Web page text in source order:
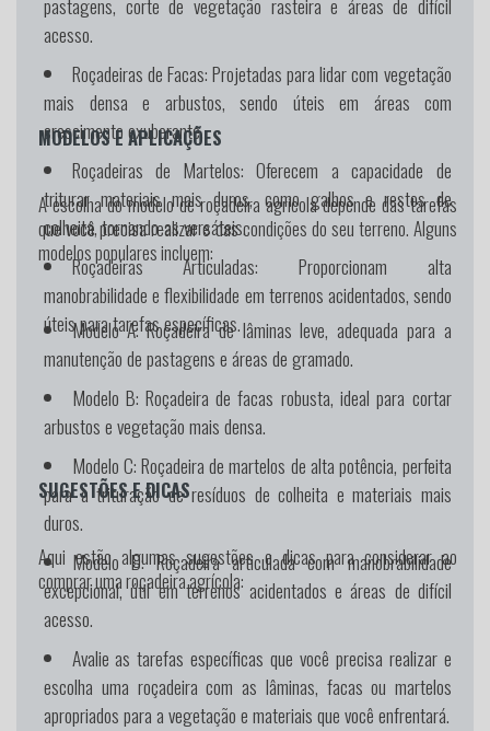
acesso.
Roçadeiras de Facas:Projetadas para lidar com vegetação
mais densa e arbustos, sendo úteis em áreas com
crescimento exuberante.
Roçadeiras de Martelos: Oferecem a capacidade de
triturar materiais mais duros, como galhos e restos de
colheita, tornando-as versáteis.
Roçadeiras Articuladas: Proporcionam alta
manobrabilidade e flexibilidade em terrenos acidentados, sendo
úteis para tarefas específicas.
MODELOS E APLICAÇÕES
A escolha do modelo de roçadeira agrícola depende das tarefas
que você precisa realizar e das condições do seu terreno. Alguns
modelos populares incluem:
Modelo A:Roçadeira de lâminas leve, adequada para a
manutenção de pastagens e áreas de gramado.
Modelo B: Roçadeira de facas robusta, ideal para cortar
arbustos e vegetação mais densa.
Modelo C:Roçadeira de martelos de alta potência, perfeita
para a trituração de resíduos de colheita e materiais mais
duros.
Modelo D:Roçadeira articulada com manobrabilidade
excepcional, útil em terrenos acidentados e áreas de difícil
acesso.
SUGESTÕES E DICAS
Aqui estão algumas sugestões e dicas para considerar ao
comprar uma roçadeira agrícola:
Avalie as tarefas específicas que você precisa realizar e
escolha uma roçadeira com as lâminas, facas ou martelos
apropriados para a vegetação e materiais que você enfrentará.